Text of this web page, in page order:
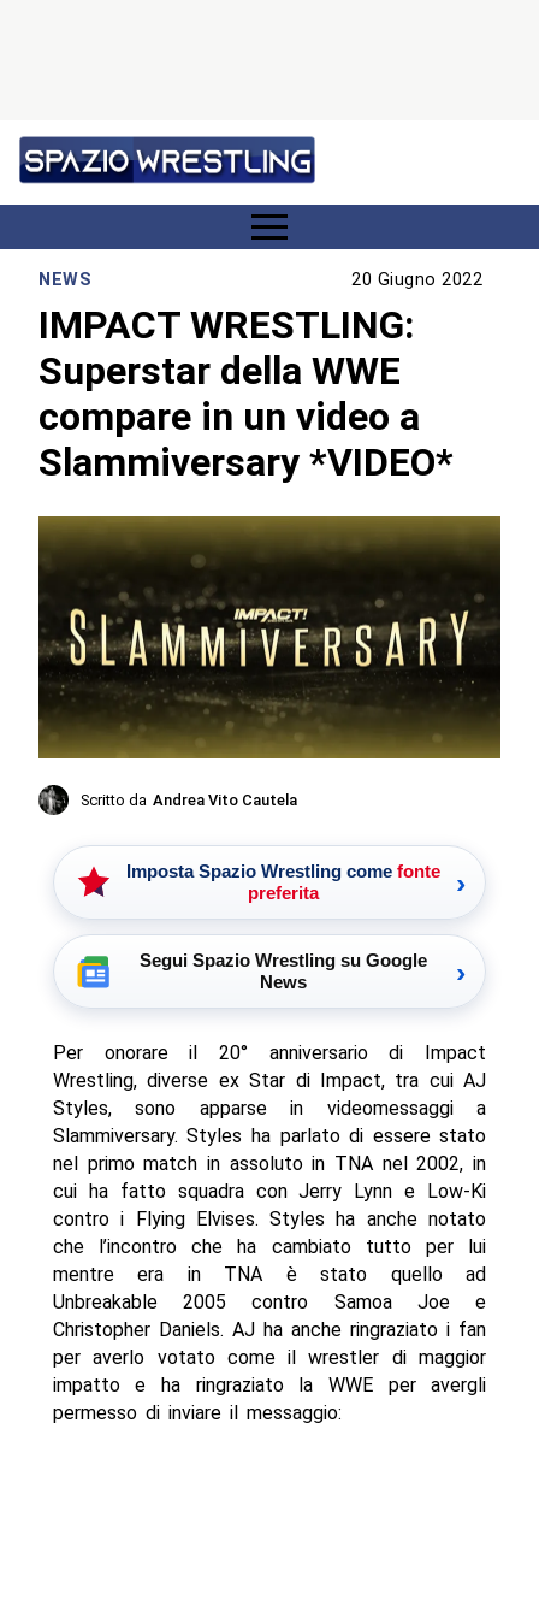
NEWS 20 Giugno 2022
IMPACT WRESTLING:
Superstar della WWE
compare in un video a
Slammiversary *VIDEO*
Scritto da Andrea Vito Cautela
Imposta Spazio Wrestling come fonte
preferita
›
Segui Spazio Wrestling su Google
News
›
Per onorare il 20° anniversario di Impact
Wrestling, diverse ex Star di Impact, tra cui AJ
Styles, sono apparse in videomessaggi a
Slammiversary. Styles ha parlato di essere stato
nel primo match in assoluto in TNA nel 2002, in
cui ha fatto squadra con Jerry Lynn e Low-Ki
contro i Flying Elvises. Styles ha anche notato
che l’incontro che ha cambiato tutto per lui
mentre era in TNA è stato quello ad
Unbreakable 2005 contro Samoa Joe e
Christopher Daniels. AJ ha anche ringraziato i fan
per averlo votato come il wrestler di maggior
impatto e ha ringraziato la WWE per avergli
permesso di inviare il messaggio: